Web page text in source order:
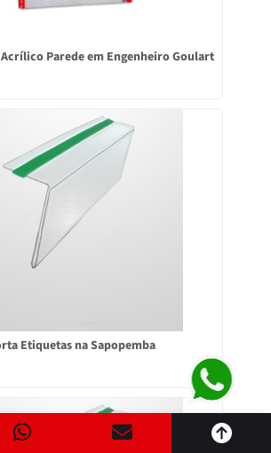
Parede em Engenheiro Goulart
Etiquetas na Sapopemba
para garantir que você obtenha a
ACEITAR